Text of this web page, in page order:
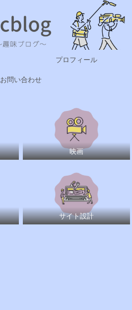
プロフィール
お問い合わせ
映画
サイト設計